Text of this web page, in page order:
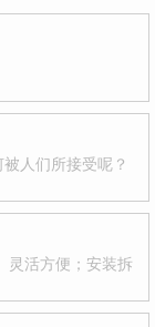
人们所接受呢？
灵活方便；安装拆